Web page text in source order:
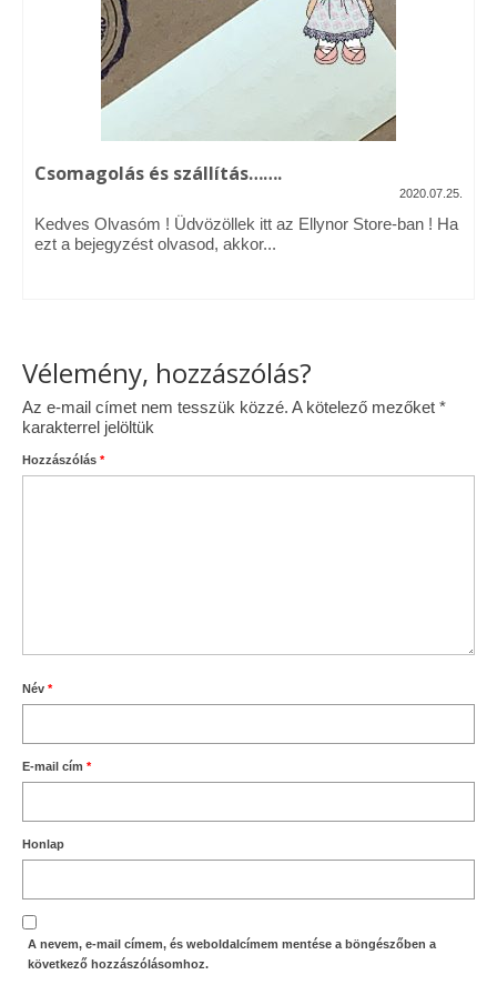
Vásárok, ahol velem is találkozhattál…
Alapanyagok, kellékek
Ellynor története
Adatkezelési tájékoztató
Csomagolás és szállítás…….
2020.07.25.
Kedves Olvasóm ! Üdvözöllek itt az Ellynor Store-ban ! Ha
ezt a bejegyzést olvasod, akkor...
Vélemény, hozzászólás?
Az e-mail címet nem tesszük közzé. A kötelező mezőket *
karakterrel jelöltük
Hozzászólás *
Név *
E-mail cím *
Honlap
A nevem, e-mail címem, és weboldalcímem mentése a böngészőben a
következő hozzászólásomhoz.